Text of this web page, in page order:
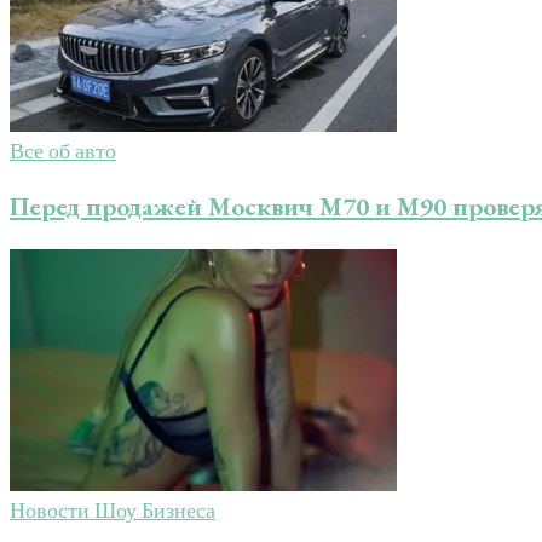
Все об авто
Перед продажей Москвич М70 и М90
Новости Шоу Бизнеса